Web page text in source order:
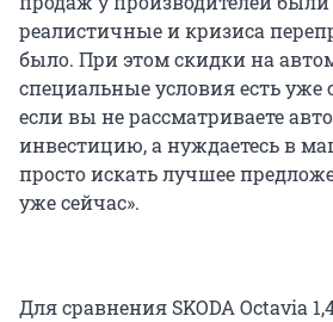
реалистичные и кризиса
было. При этом скидки на
специальные условия есть уже
если вы не рассматриваете
инвестицию, а нуждаетесь в
просто искать лучшее
уже сейчас».
Для сравнения SKODA Octavia